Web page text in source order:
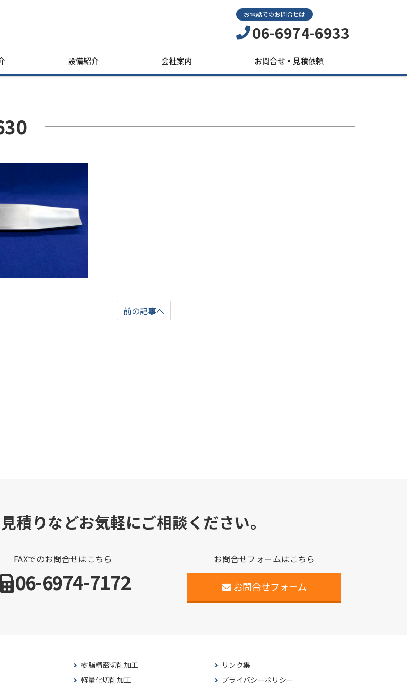
お電話でのお問合せは
06-6974-6933
設備紹介 会社案内 お問合せ・見積依頼
前の記事へ
積りなどお気軽にご相談ください。
FAXでのお問合せはこちら
06-6974-7172
お問合せフォームはこちら
お問合せフォーム
樹脂精密切削加工
軽量化切削加工
リンク集
プライバシーポリシー